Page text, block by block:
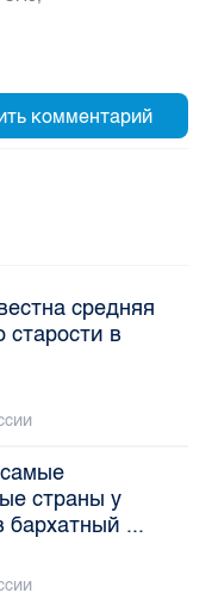
средняя
старости в
страны у
бархатный ...